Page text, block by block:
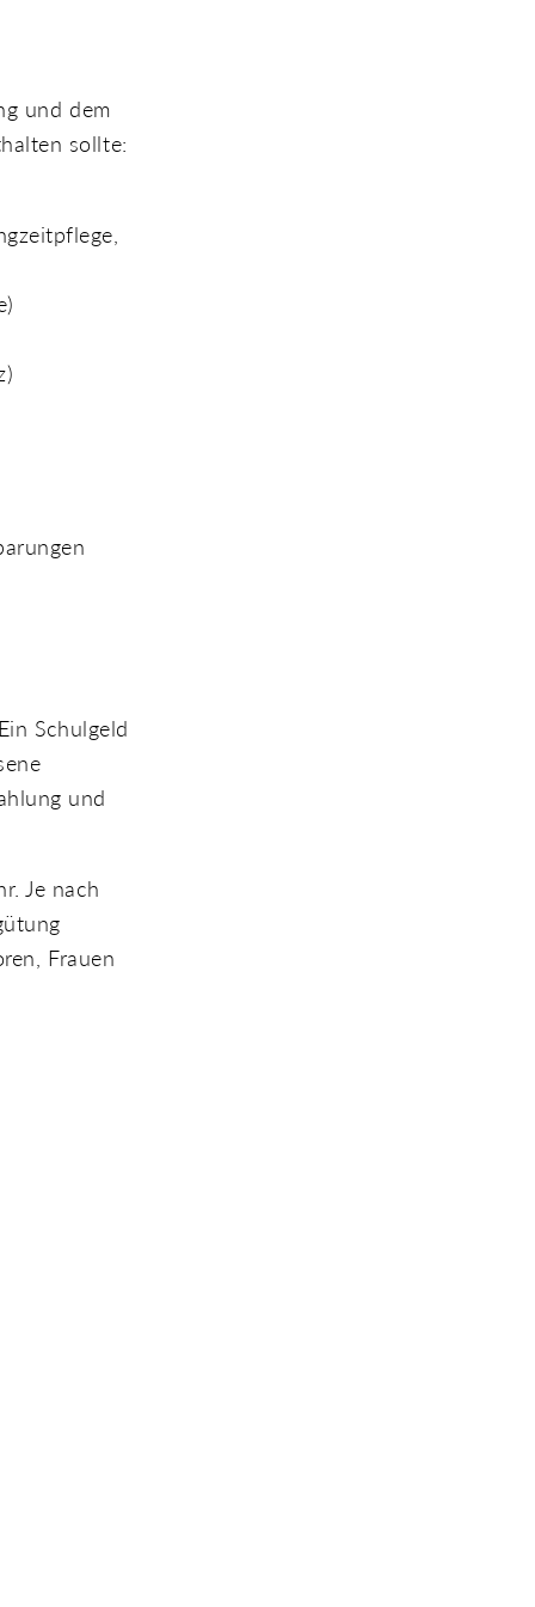
und dem
sollte:
Schulgeld
und
Je nach
Frauen